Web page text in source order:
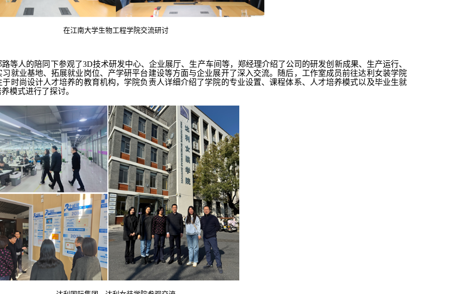
在江南大学生物工程学院交流研讨
等人的陪同下参观了3D技术研发中心、企业展厅、生产车间等，郑经理介绍了公司的研发创新成果、生产运行、
就业基地、拓展就业岗位、产学研平台建设等方面与企业展开了深入交流。随后，工作室成员前往达利女装学院
时尚设计人才培养的教育机构，学院负责人详细介绍了学院的专业设置、课程体系、人才培养模式以及毕业生就
模式进行了探讨。